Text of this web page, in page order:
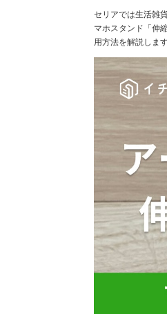
セリアでは生活雑
マホスタンド「伸
用方法を解説します